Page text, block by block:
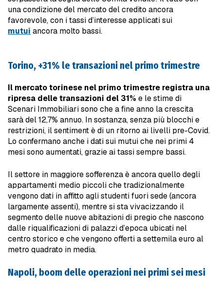
una condizione del mercato del credito ancora
favorevole, con i tassi d’interesse applicati sui
mutui ancora molto bassi.
Torino, +31% le transazioni nel primo trimestre
Il mercato torinese nel primo trimestre registra una
ripresa delle transazioni del 31% e le stime di
Scenari Immobiliari sono che a fine anno la crescita
sarà del 12,7% annuo. In sostanza, senza più blocchi e
restrizioni, il sentiment è di un ritorno ai livelli pre-Covid.
Lo confermano anche i dati sui mutui che nei primi 4
mesi sono aumentati, grazie ai tassi sempre bassi.
Il settore in maggiore sofferenza è ancora quello degli
appartamenti medio piccoli che tradizionalmente
vengono dati in affitto agli studenti fuori sede (ancora
largamente assenti), mentre si sta vivacizzando il
segmento delle nuove abitazioni di pregio che nascono
dalle riqualificazioni di palazzi d’epoca ubicati nel
centro storico e che vengono offerti a settemila euro al
metro quadrato in media.
Napoli, boom delle operazioni nei primi sei mesi